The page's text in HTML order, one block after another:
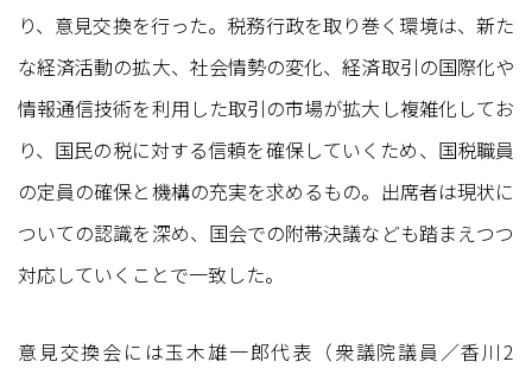
り、意見交換を行った。税務行政を取り巻く環境は、新た
な経済活動の拡大、社会情勢の変化、経済取引の国際化や
情報通信技術を利用した取引の市場が拡大し複雑化してお
り、国民の税に対する信頼を確保していくため、国税職員
の定員の確保と機構の充実を求めるもの。出席者は現状に
ついての認識を深め、国会での附帯決議なども踏まえつつ
対応していくことで一致した。
意見交換会には玉木雄一郎代表（衆議院議員／香川2